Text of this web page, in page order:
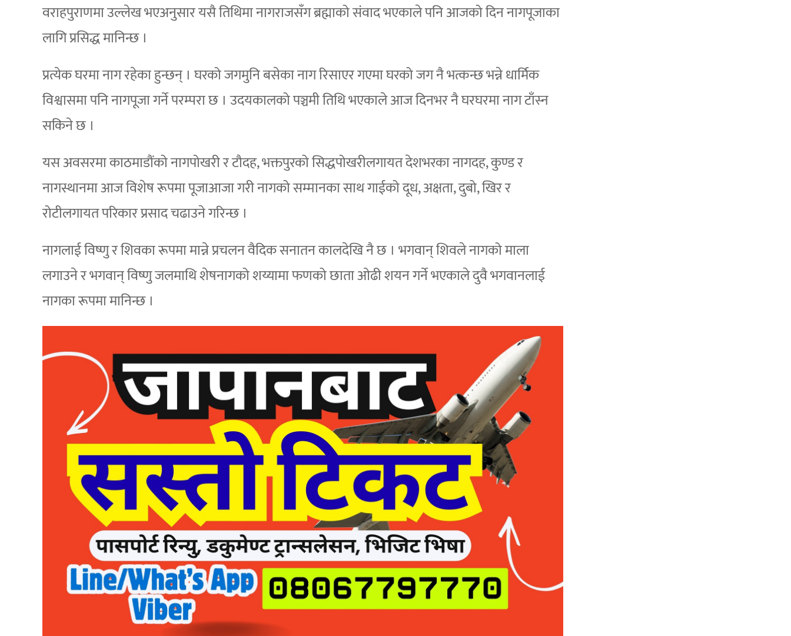
वराहपुराणमा उल्लेख भएअनुसार यसै तिथिमा नागराजसँग ब्रह्माको संवाद भएकाले पनि आजको दिन नागपूजाका
लागि प्रसिद्ध मानिन्छ ।
प्रत्येक घरमा नाग रहेका हुन्छन् । घरको जगमुनि बसेका नाग रिसाएर गएमा घरको जग नै भत्कन्छ भन्ने धार्मिक
विश्वासमा पनि नागपूजा गर्ने परम्परा छ । उदयकालको पञ्चमी तिथि भएकाले आज दिनभर नै घरघरमा नाग टाँस्न
सकिने छ ।
यस अवसरमा काठमाडौंको नागपोखरी र टौदह, भक्तपुरको सिद्धपोखरीलगायत देशभरका नागदह, कुण्ड र
नागस्थानमा आज विशेष रूपमा पूजाआजा गरी नागको सम्मानका साथ गाईको दूध, अक्षता, दुबो, खिर र
रोटीलगायत परिकार प्रसाद चढाउने गरिन्छ ।
नागलाई विष्णु र शिवका रूपमा मान्ने प्रचलन वैदिक सनातन कालदेखि नै छ । भगवान् शिवले नागको माला
लगाउने र भगवान् विष्णु जलमाथि शेषनागको शय्यामा फणको छाता ओढी शयन गर्ने भएकाले दुवै भगवानलाई
नागका रूपमा मानिन्छ ।